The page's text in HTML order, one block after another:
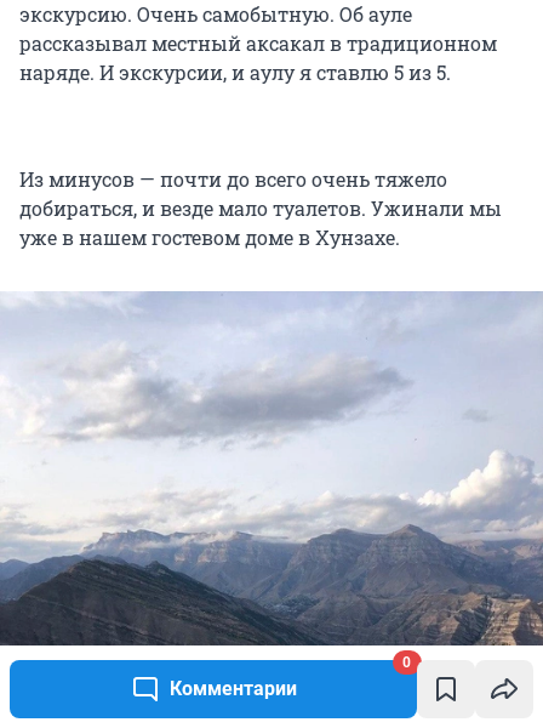
Комментарии
0
экскурсию. Очень самобытную. Об ауле
рассказывал местный аксакал в традиционном
наряде. И экскурсии, и аулу я ставлю 5 из 5.
Из минусов — почти до всего очень тяжело
добираться, и везде мало туалетов. Ужинали мы
уже в нашем гостевом доме в Хунзахе.